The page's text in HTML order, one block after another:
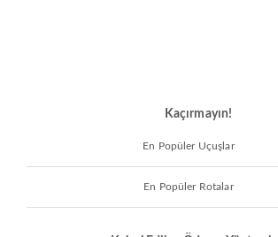
Kaçırmayın!
En Popüler Uçuşlar
En Popüler Rotalar